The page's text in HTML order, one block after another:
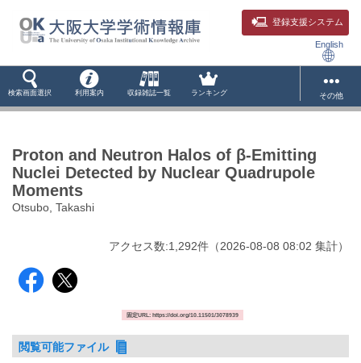
登録支援システム
English
検索画面選択 利用案内 収録雑誌一覧 ランキング その他
Proton and Neutron Halos of β-Emitting
Nuclei Detected by Nuclear Quadrupole
Moments
Otsubo, Takashi
アクセス数:1,292件 （2026-08-08 08:02 集計）
固定URL: https://doi.org/10.11501/3078939
閲覧可能ファイル